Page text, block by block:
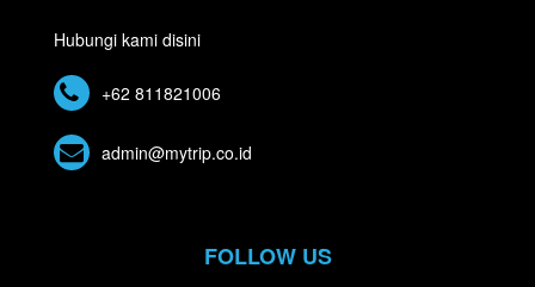
Hubungi kami disini
+62 811821006
admin@mytrip.co.id
FOLLOW US